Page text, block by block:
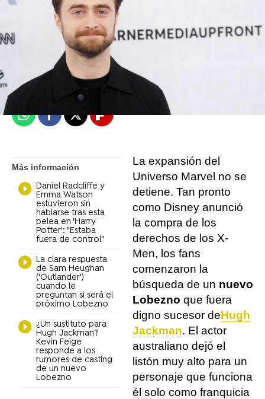
Miguel Toba
Madrid
15 de marzo de 2022, 12:14
WhatsappFacebook
X Flipboard
Más información
Daniel Radcliffe y
Emma Watson
estuvieron sin
hablarse tras esta
pelea en 'Harry
Potter': "Estaba
fuera de control"
La clara respuesta
de Sam Heughan
('Outlander')
cuando le
preguntan si será el
próximo Lobezno
¿Un sustituto para
Hugh Jackman?
Kevin Feige
responde a los
rumores de casting
de un nuevo
Lobezno
La expansión del
Universo Marvel no se
detiene. Tan pronto
como Disney anunció
la compra de los
derechos de los X-
Men, los fans
comenzaron la
búsqueda de un nuevo
Lobezno que fuera
digno sucesor deHugh
Jackman. El actor
australiano dejó el
listón muy alto para un
personaje que funciona
él solo como franquicia